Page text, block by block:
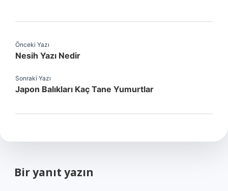
Önceki Yazı
Nesih Yazı Nedir
Sonraki Yazı
Japon Balıkları Kaç Tane Yumurtlar
Bir yanıt yazın